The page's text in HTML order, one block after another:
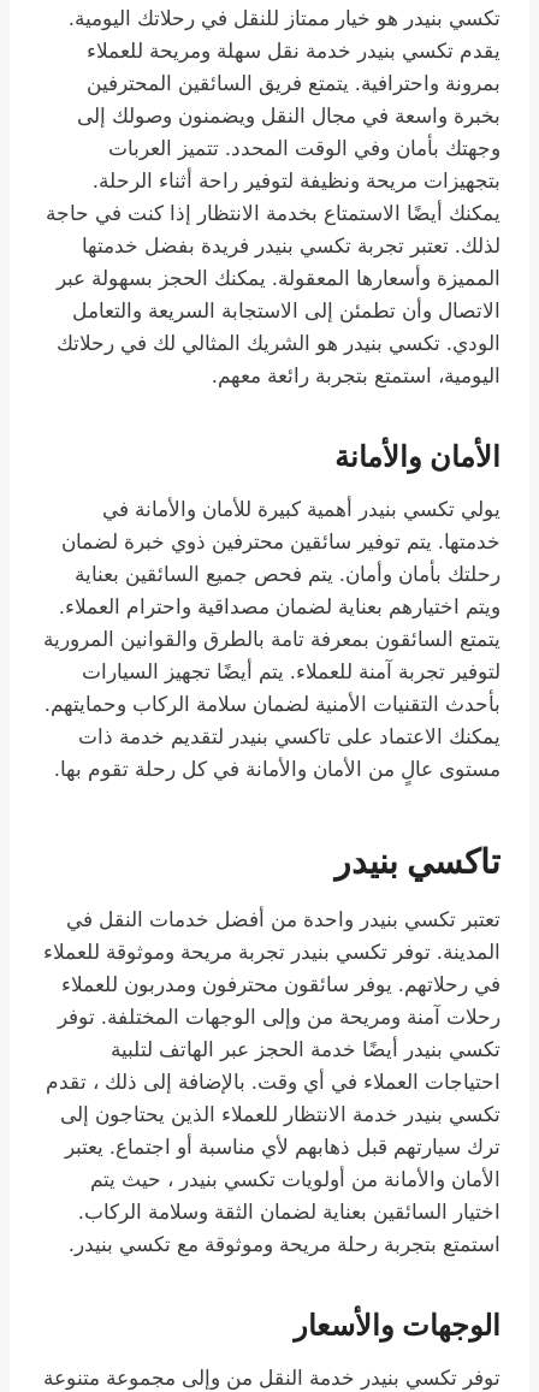
تكسي بنيدر هو خيار ممتاز للنقل في رحلاتك اليومية.
يقدم تكسي بنيدر خدمة نقل سهلة ومريحة للعملاء
بمرونة واحترافية. يتمتع فريق السائقين المحترفين
بخبرة واسعة في مجال النقل ويضمنون وصولك إلى
وجهتك بأمان وفي الوقت المحدد. تتميز العربات
بتجهيزات مريحة ونظيفة لتوفير راحة أثناء الرحلة.
يمكنك أيضًا الاستمتاع بخدمة الانتظار إذا كنت في حاجة
لذلك. تعتبر تجربة تكسي بنيدر فريدة بفضل خدمتها
المميزة وأسعارها المعقولة. يمكنك الحجز بسهولة عبر
الاتصال وأن تطمئن إلى الاستجابة السريعة والتعامل
الودي. تكسي بنيدر هو الشريك المثالي لك في رحلاتك
اليومية، استمتع بتجربة رائعة معهم.
الأمان والأمانة
يولي تكسي بنيدر أهمية كبيرة للأمان والأمانة في
خدمتها. يتم توفير سائقين محترفين ذوي خبرة لضمان
رحلتك بأمان وأمان. يتم فحص جميع السائقين بعناية
ويتم اختيارهم بعناية لضمان مصداقية واحترام العملاء.
يتمتع السائقون بمعرفة تامة بالطرق والقوانين المرورية
لتوفير تجربة آمنة للعملاء. يتم أيضًا تجهيز السيارات
بأحدث التقنيات الأمنية لضمان سلامة الركاب وحمايتهم.
يمكنك الاعتماد على تاكسي بنيدر لتقديم خدمة ذات
مستوى عالٍ من الأمان والأمانة في كل رحلة تقوم بها.
تاكسي بنيدر
تعتبر تكسي بنيدر واحدة من أفضل خدمات النقل في
المدينة. توفر تكسي بنيدر تجربة مريحة وموثوقة للعملاء
في رحلاتهم. يوفر سائقون محترفون ومدربون للعملاء
رحلات آمنة ومريحة من وإلى الوجهات المختلفة. توفر
تكسي بنيدر أيضًا خدمة الحجز عبر الهاتف لتلبية
احتياجات العملاء في أي وقت. بالإضافة إلى ذلك ، تقدم
تكسي بنيدر خدمة الانتظار للعملاء الذين يحتاجون إلى
ترك سيارتهم قبل ذهابهم لأي مناسبة أو اجتماع. يعتبر
الأمان والأمانة من أولويات تكسي بنيدر ، حيث يتم
اختيار السائقين بعناية لضمان الثقة وسلامة الركاب.
استمتع بتجربة رحلة مريحة وموثوقة مع تكسي بنيدر.
الوجهات والأسعار
توفر تكسي بنيدر خدمة النقل من وإلى مجموعة متنوعة